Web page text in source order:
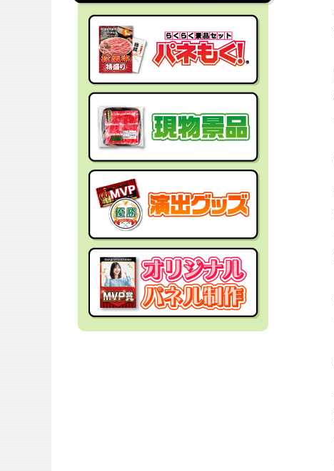
スペシャルプライス
迷った時にはコレ！
盛り上げたい時はコレ！
面白・変わった景品
金運アップ！？景品
男性向け景品
女性向け景品
ビンゴ景品
宴会の景品
社内表彰の景品
社内イベントの景品
福利厚生・インセンティブ
結婚式の景品
忘年会の景品